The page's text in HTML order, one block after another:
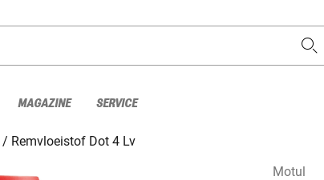
MAGAZINE SERVICE
Remvloeistof Dot 4 Lv
Motul